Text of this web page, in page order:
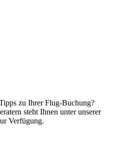
zu Ihrer Flug-Buchung?
steht Ihnen unter unserer
Verfügung.